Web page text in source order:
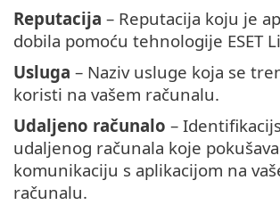
Reputacija – Reputacija koju je
dobila pomoću tehnologije ESET
Usluga – Naziv usluge koja se
koristi na vašem računalu.
Udaljeno računalo –
udaljenog računala koje
komunikaciju s aplikacijom na
računalu.